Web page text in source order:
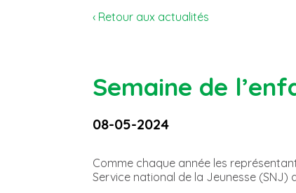
‹ Retour aux actualités
Semaine de
08-05-2024
Comme chaque année les
Service national de la Jeunesse (SNJ)